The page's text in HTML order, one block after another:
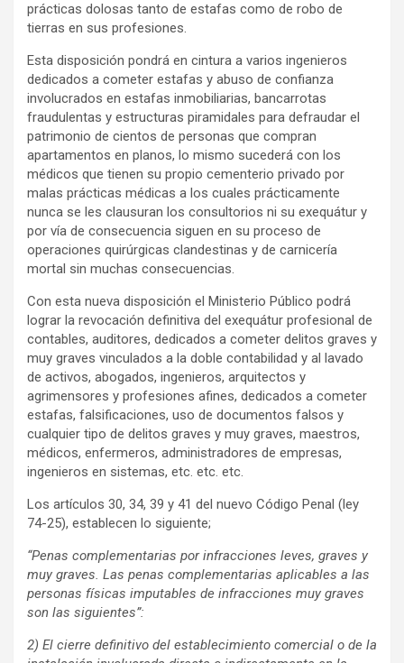
prácticas dolosas tanto de estafas como de robo de
tierras en sus profesiones.
Esta disposición pondrá en cintura a varios ingenieros
dedicados a cometer estafas y abuso de confianza
involucrados en estafas inmobiliarias, bancarrotas
fraudulentas y estructuras piramidales para defraudar el
patrimonio de cientos de personas que compran
apartamentos en planos, lo mismo sucederá con los
médicos que tienen su propio cementerio privado por
malas prácticas médicas a los cuales prácticamente
nunca se les clausuran los consultorios ni su exequátur y
por vía de consecuencia siguen en su proceso de
operaciones quirúrgicas clandestinas y de carnicería
mortal sin muchas consecuencias.
Con esta nueva disposición el Ministerio Público podrá
lograr la revocación definitiva del exequátur profesional de
contables, auditores, dedicados a cometer delitos graves y
muy graves vinculados a la doble contabilidad y al lavado
de activos, abogados, ingenieros, arquitectos y
agrimensores y profesiones afines, dedicados a cometer
estafas, falsificaciones, uso de documentos falsos y
cualquier tipo de delitos graves y muy graves, maestros,
médicos, enfermeros, administradores de empresas,
ingenieros en sistemas, etc. etc. etc.
Los artículos 30, 34, 39 y 41 del nuevo Código Penal (ley
74-25), establecen lo siguiente;
“Penas complementarias por infracciones leves, graves y
muy graves. Las penas complementarias aplicables a las
personas físicas imputables de infracciones muy graves
son las siguientes”:
2) El cierre definitivo del establecimiento comercial o de la